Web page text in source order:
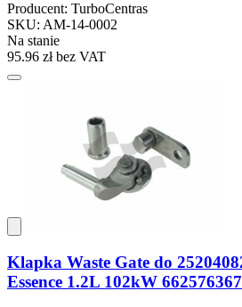
Producent: TurboCentras
SKU: AM-14-0002
Na stanie
95.96 złbez VAT
Klapka Waste Gate do
Essence 1.2L 102kW 662576367